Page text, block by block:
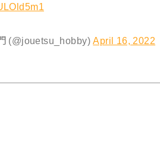
(@jouetsu_hobby)April 16, 2022